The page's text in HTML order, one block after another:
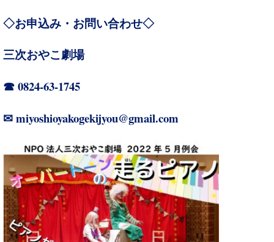
◇お申込み・お問い合わせ◇
三次おやこ劇場
☎ 0824-63-1745
✉ miyoshioyakogekijyou@gmail.com